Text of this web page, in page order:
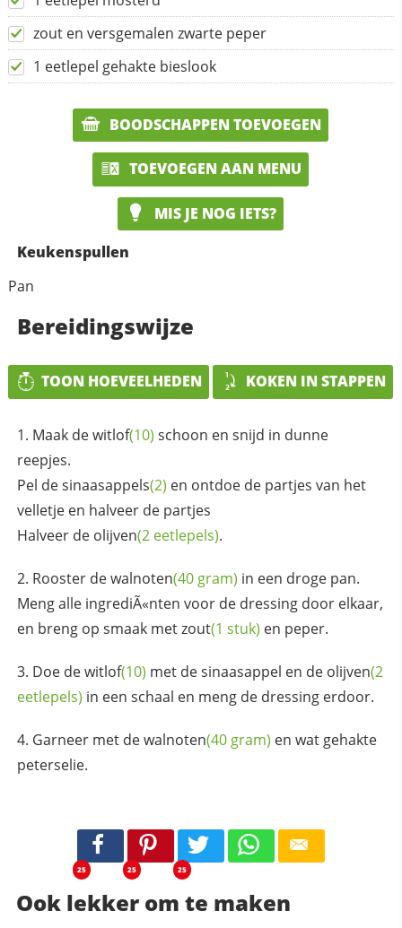
zout en versgemalen zwarte peper
1 eetlepel gehakte bieslook
BOODSCHAPPEN TOEVOEGEN
TOEVOEGEN AAN MENU
MIS JE NOG IETS?
Keukenspullen
Pan
Bereidingswijze
TOON HOEVEELHEDEN KOKEN IN STAPPEN
Maak dewitlof(10) schoon en snijd in dunne
reepjes.
Pel desinaasappels(2) en ontdoe de partjes van het
velletje en halveer de partjes
Halveer de olijven(2 eetlepels).
Rooster dewalnoten(40 gram) in een droge pan.
Meng alle ingrediÃ«nten voor de dressing door elkaar,
en breng op smaak metzout(1 stuk) en peper.
Doe dewitlof(10) met de sinaasappel en de olijven(2
eetlepels) in een schaal en meng de dressing erdoor.
Garneer met dewalnoten(40 gram) en wat gehakte
peterselie.
25 25 25
Ook lekker om te maken